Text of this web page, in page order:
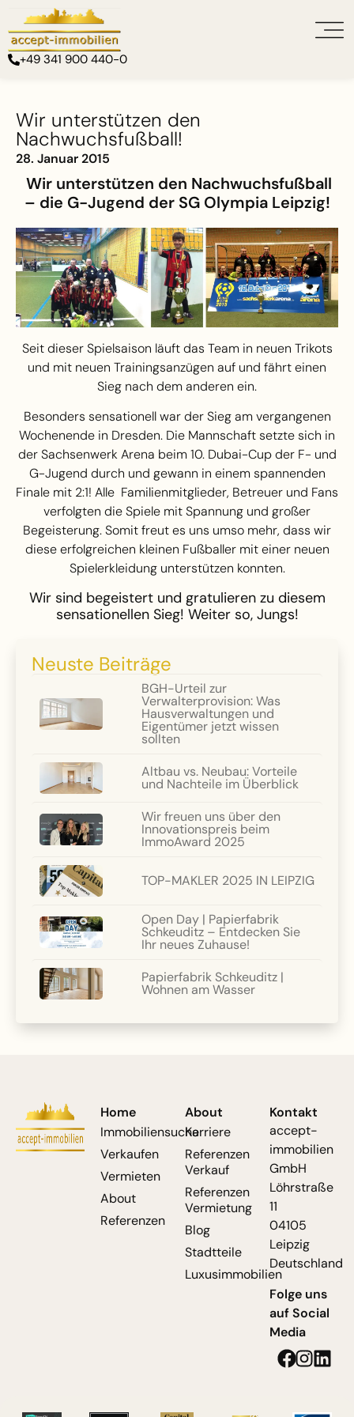
+49 341 900 440-0
Wir unterstützen den
Nachwuchsfußball!
28. Januar 2015
Wir unterstützen den Nachwuchsfußball
– die G-Jugend der SG Olympia Leipzig!
Seit dieser Spielsaison läuft das Team in neuen Trikots
und mit neuen Trainingsanzügen auf und fährt einen
Sieg nach dem anderen ein.
Besonders sensationell war der Sieg am vergangenen
Wochenende in Dresden. Die Mannschaft setzte sich in
der Sachsenwerk Arena beim 10. Dubai-Cup der F- und
G-Jugend durch und gewann in einem spannenden
Finale mit 2:1! Alle Familienmitglieder, Betreuer und Fans
verfolgten die Spiele mit Spannung und großer
Begeisterung. Somit freut es uns umso mehr, dass wir
diese erfolgreichen kleinen Fußballer mit einer neuen
Spielerkleidung unterstützen konnten.
Wir sind begeistert und gratulieren zu diesem
sensationellen Sieg! Weiter so, Jungs!
Neuste Beiträge
BGH-Urteil zur
Verwalterprovision: Was
Hausverwaltungen und
Eigentümer jetzt wissen
sollten
Altbau vs. Neubau: Vorteile
und Nachteile im Überblick
Wir freuen uns über den
Innovationspreis beim
ImmoAward 2025
TOP-MAKLER 2025 IN LEIPZIG
Open Day | Papierfabrik
Schkeuditz – Entdecken Sie
Ihr neues Zuhause!
Papierfabrik Schkeuditz |
Wohnen am Wasser
Home
Immobiliensuche
Verkaufen
Vermieten
About
Referenzen
About
Karriere
Referenzen
Verkauf
Referenzen
Vermietung
Blog
Stadtteile
Luxusimmobilien
Kontakt
accept-
immobilien
GmbH
Löhrstraße
11
04105
Leipzig
Deutschland
Folge uns
auf Social
Media